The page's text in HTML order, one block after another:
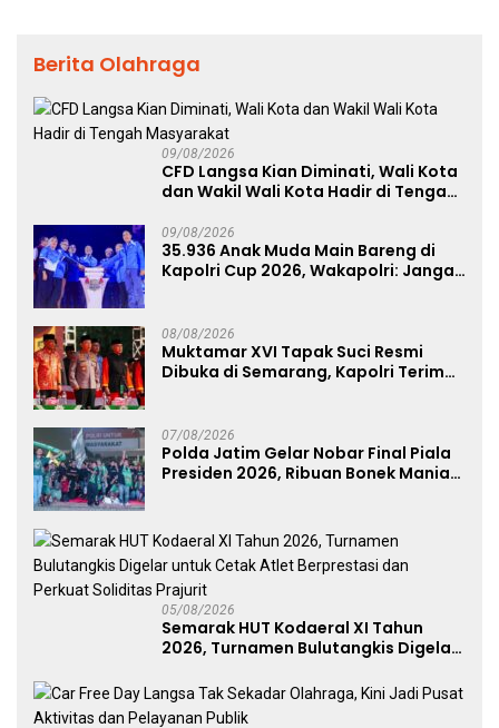
Berita Olahraga
09/08/2026
CFD Langsa Kian Diminati, Wali Kota
dan Wakil Wali Kota Hadir di Tengah
09/08/2026
35.936 Anak Muda Main Bareng di
Kapolri Cup 2026, Wakapolri: Jangan
08/08/2026
Muktamar XVI Tapak Suci Resmi
Dibuka di Semarang, Kapolri Terima
07/08/2026
Polda Jatim Gelar Nobar Final Piala
Presiden 2026, Ribuan Bonek Mania
05/08/2026
Semarak HUT Kodaeral XI Tahun
2026, Turnamen Bulutangkis Digelar
Perkuat Soliditas Prajurit